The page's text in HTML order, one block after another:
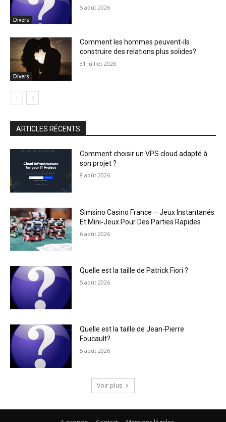
Divers
5 août 2026
Divers
Comment les hommes peuvent-ils
construire des relations plus solides?
31 juillet 2026
ARTICLES RÉCENTS
Comment choisir un VPS cloud adapté à
son projet ?
8 août 2026
Simsino Casino France – Jeux Instantanés
Et Mini‑Jeux Pour Des Parties Rapides
6 août 2026
Quelle est la taille de Patrick Fiori ?
5 août 2026
Quelle est la taille de Jean-Pierre
Foucault?
5 août 2026
Voir plus